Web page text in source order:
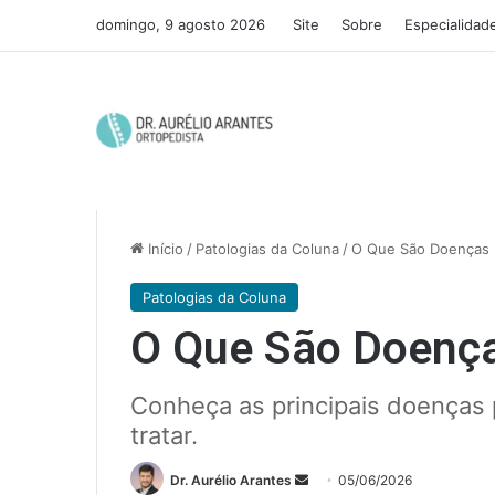
domingo, 9 agosto 2026 Site Sobre
Início / Patologias da Coluna /O Que São Doenças
Patologias da Coluna
O Que São
Conheça as principais
tratar.
Dr. Aurélio Arantes
Mande05/06/2026